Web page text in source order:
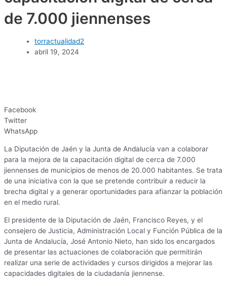
de 7.000 jiennenses
torractualidad2
abril 19, 2024
Facebook
Twitter
WhatsApp
La Diputación de Jaén y la Junta de Andalucía van a colaborar
para la mejora de la capacitación digital de cerca de 7.000
jiennenses de municipios de menos de 20.000 habitantes. Se trata
de una iniciativa con la que se pretende contribuir a reducir la
brecha digital y a generar oportunidades para afianzar la población
en el medio rural.
El presidente de la Diputación de Jaén, Francisco Reyes, y el
consejero de Justicia, Administración Local y Función Pública de la
Junta de Andalucía, José Antonio Nieto, han sido los encargados
de presentar las actuaciones de colaboración que permitirán
realizar una serie de actividades y cursos dirigidos a mejorar las
capacidades digitales de la ciudadanía jiennense.